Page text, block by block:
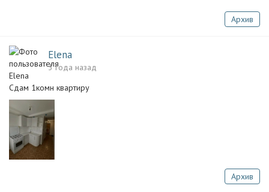
Архив
Elena
3 года назад
Сдам 1комн квартиру
Архив